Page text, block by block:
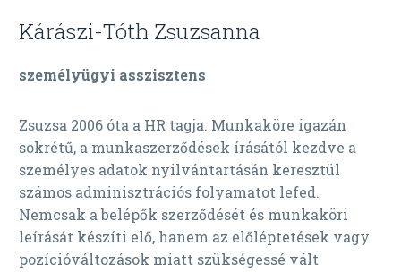
Kárászi-Tóth Zsuzsanna
személyügyi asszisztens
Zsuzsa 2006 óta a HR tagja. Munkaköre igazán
sokrétű, a munkaszerződések írásától kezdve a
személyes adatok nyilvántartásán keresztül
számos adminisztrációs folyamatot lefed.
Nemcsak a belépők szerződését és munkaköri
leírását készíti elő, hanem az előléptetések vagy
pozícióváltozások miatt szükségessé vált